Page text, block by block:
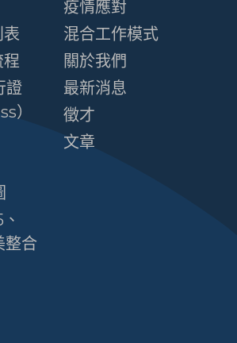
表
程
證
）
合
疫情應對
混合工作模式
關於我們
最新消息
徵才
文章